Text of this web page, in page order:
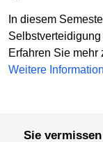
In diesem
Erfahren Sie mehr
Weitere
Sie vermissen einen Bereich? Dann nehmen Sie